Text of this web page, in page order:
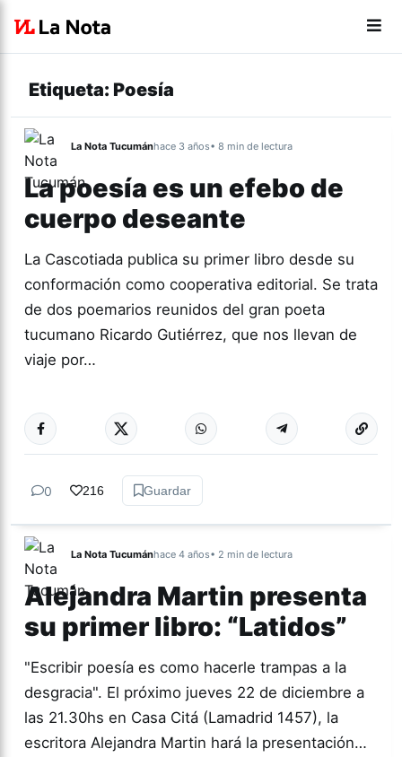
Etiqueta: Poesía
La Nota Tucumánhace 3 años• 8 min de lectura
La poesía es un efebo de
cuerpo deseante
La Cascotiada publica su primer libro desde su
conformación como cooperativa editorial. Se trata
de dos poemarios reunidos del gran poeta
tucumano Ricardo Gutiérrez, que nos llevan de
viaje por…
CULTURA Más
0 216 Guardar
La Nota Tucumánhace 4 años• 2 min de lectura
Alejandra Martin presenta
su primer libro: “Latidos”
"Escribir poesía es como hacerle trampas a la
desgracia". El próximo jueves 22 de diciembre a
las 21.30hs en Casa Citá (Lamadrid 1457), la
escritora Alejandra Martin hará la presentación…